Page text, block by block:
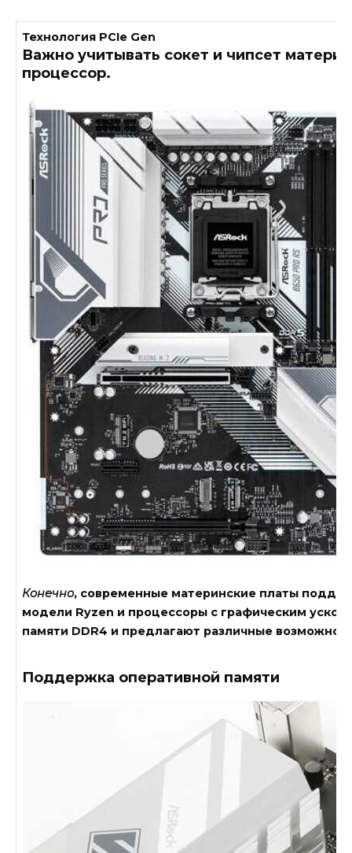
Технология PCIe Gen
Важно учитывать сокет и чипсет
процессор.
Конечно, современные материнские платы
модели Ryzen и процессоры с графическим
памяти DDR4 и предлагают различные
Поддержка оперативной памяти